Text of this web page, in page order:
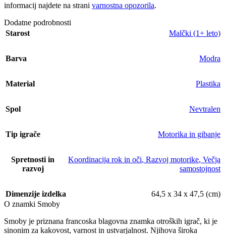
informacij najdete na strani varnostna opozorila.
Dodatne podrobnosti
Starost
Malčki (1+ leto)
Barva Modra
Material Plastika
Spol Nevtralen
Tip igrače Motorika in gibanje
Spretnosti in
razvoj
Koordinacija rok in oči, Razvoj motorike, Večja
samostojnost
Dimenzije izdelka
64,5 x 34 x 47,5 (cm)
O znamki Smoby
Smoby je priznana francoska blagovna znamka otroških igrač, ki je
sinonim za kakovost, varnost in ustvarjalnost. Njihova široka